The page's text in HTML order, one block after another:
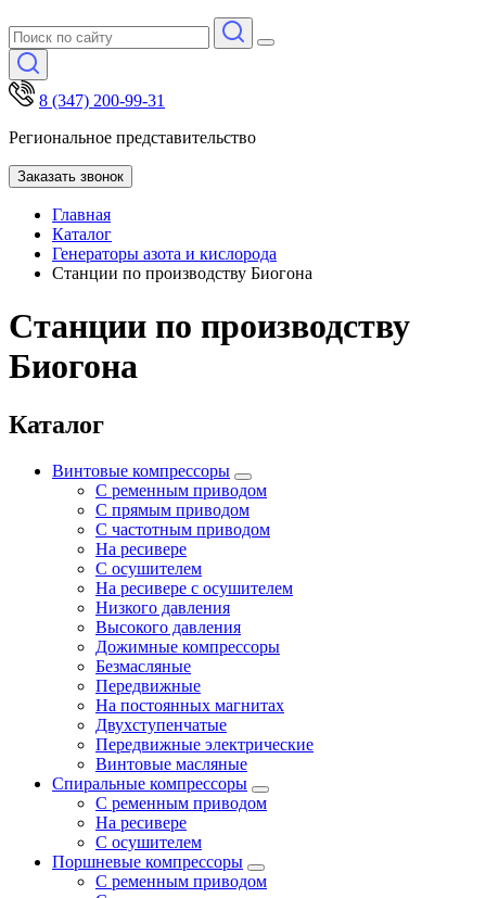
8 (347) 200-99-31
Региональное представительство
Заказать звонок
Главная
Каталог
Генераторы азота и кислорода
Станции по производству Биогона
Станции по производству
Биогона
Каталог
Винтовые компрессоры
С ременным приводом
С прямым приводом
С частотным приводом
На ресивере
С осушителем
На ресивере с осушителем
Низкого давления
Высокого давления
Дожимные компрессоры
Безмасляные
Передвижные
На постоянных магнитах
Двухступенчатые
Передвижные электрические
Винтовые масляные
Спиральные компрессоры
С ременным приводом
На ресивере
С осушителем
Поршневые компрессоры
С ременным приводом